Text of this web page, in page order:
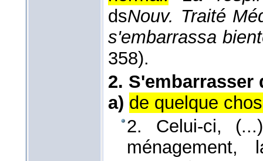
dsNouv. Traité
s'embarrassa
358).
2. S'embarrasser
a) de quelque
2. Celui-ci,